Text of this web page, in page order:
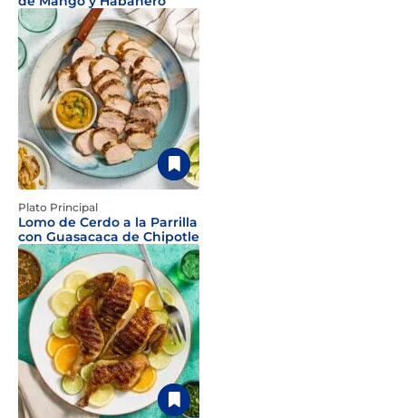
Plato Principal
Lomo de Cerdo a la Parrilla
con Guasacaca de Chipotle